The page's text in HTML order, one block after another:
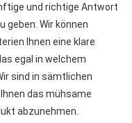
und richtige Antwort
geben. Wir können
Ihnen eine klare
egal in welchem
sind in sämtlichen
das mühsame
abzunehmen.